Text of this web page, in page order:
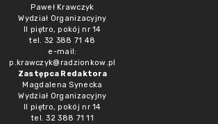
Paweł Krawczyk
Wydział Organizacyjny
II piętro, pokój nr 14
tel. 32 388 71 48
e-mail:
p.krawczyk@radzionkow.pl
Zastępca Redaktora
Magdalena Synecka
Wydział Organizacyjny
II piętro, pokój nr 14
tel. 32 388 71 11